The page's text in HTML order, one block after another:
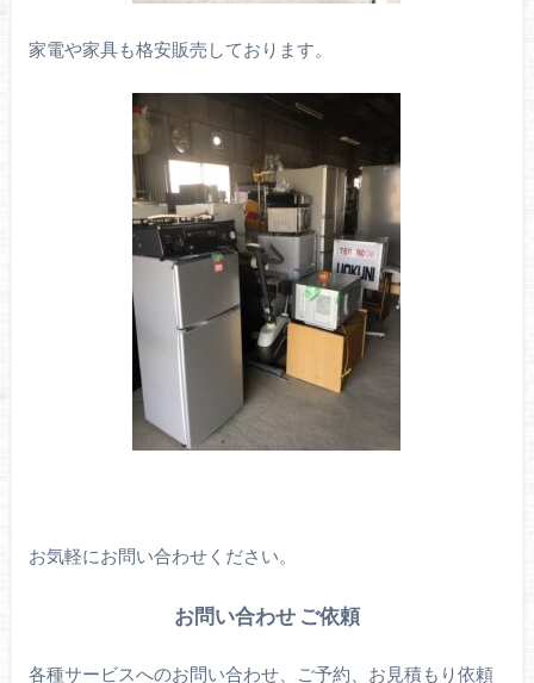
家電や家具も格安販売しております。
お気軽にお問い合わせください。
お問い合わせ ご依頼
各種サービスへのお問い合わせ、ご予約、お見積もり依頼